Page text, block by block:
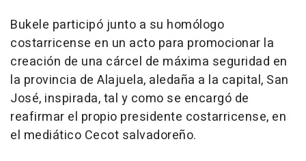
Bukele participó junto a su homólogo
costarricense en un acto para promocionar la
creación de una cárcel de máxima seguridad en
la provincia de Alajuela, aledaña a la capital, San
José, inspirada, tal y como se encargó de
reafirmar el propio presidente costarricense, en
el mediático Cecot salvadoreño.